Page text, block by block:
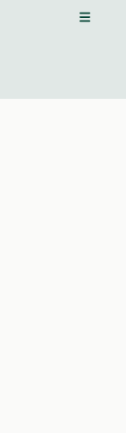
Open